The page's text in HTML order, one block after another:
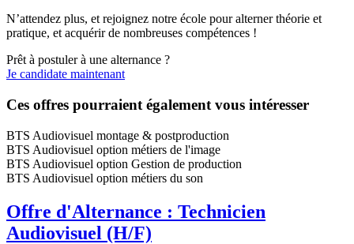
N’attendez plus, et rejoignez notre école pour alterner théorie et
pratique, et acquérir de nombreuses compétences !
Prêt à postuler à une alternance ?
Je candidate maintenant
Ces offres pourraient également vous intéresser
BTS Audiovisuel montage & postproduction
BTS Audiovisuel option métiers de l'image
BTS Audiovisuel option Gestion de production
BTS Audiovisuel option métiers du son
Offre d'Alternance : Technicien
Audiovisuel (H/F)